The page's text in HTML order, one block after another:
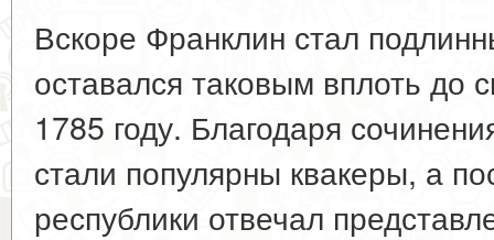
Вскоре Франклин стал
оставался таковым вплоть до
1785 году. Благодаря
стали популярны квакеры, а
республики отвечал